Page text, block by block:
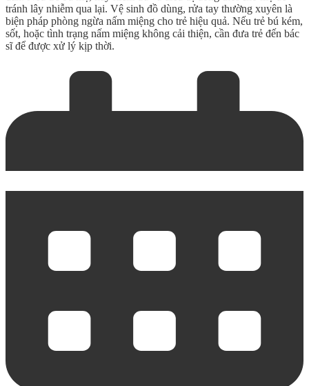
tránh lây nhiễm qua lại. Vệ sinh đồ dùng, rửa tay thường xuyên là
biện pháp phòng ngừa nấm miệng cho trẻ hiệu quả. Nếu trẻ bú kém,
sốt, hoặc tình trạng nấm miệng không cải thiện, cần đưa trẻ đến bác
sĩ để được xử lý kịp thời.